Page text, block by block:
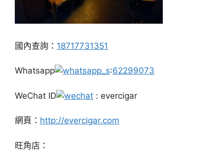
國內查詢： 18717731351
Whatsapp :62299073
WeChat ID : evercigar
網頁： http://evercigar.com
旺角店：